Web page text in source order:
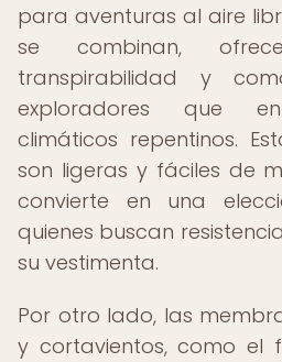
para aventuras al aire
se combinan,
transpirabilidad y
exploradores que
climáticos repentinos.
son ligeras y fáciles de
convierte en una
quienes buscan
su vestimenta.
Por otro lado, las
y cortavientos, como el